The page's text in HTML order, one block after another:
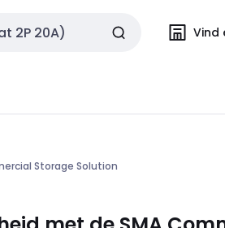
Vind
Storage Solution